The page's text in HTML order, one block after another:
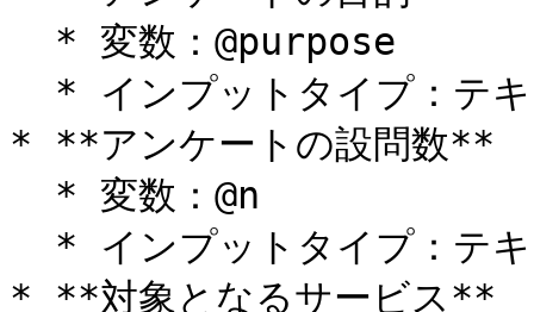
* **アンケートの設問数**
* **対象となるサービス**